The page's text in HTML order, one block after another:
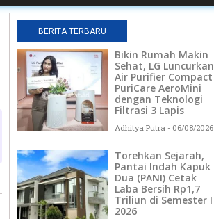
BERITA TERBARU
Bikin Rumah Makin
Sehat, LG Luncurkan
Air Purifier Compact
PuriCare AeroMini
dengan Teknologi
Filtrasi 3 Lapis
Adhitya Putra 06/08/2026
Torehkan Sejarah,
Pantai Indah Kapuk
Dua (PANI) Cetak
Laba Bersih Rp1,7
Triliun di Semester I
2026